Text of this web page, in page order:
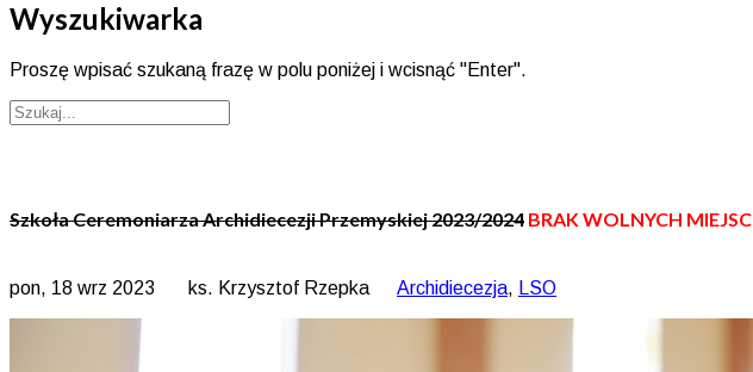
Wyszukiwarka
Proszę wpisać szukaną frazę w polu poniżej i wcisnąć "Enter".
Szkoła Ceremoniarza Archidiecezji Przemyskiej 2023/2024 BRAK WOLNYCH MIEJSC
pon, 18 wrz 2023 ks. Krzysztof Rzepka Archidiecezja, LSO